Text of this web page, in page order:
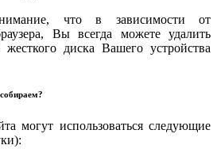
что в зависимости от
Вы всегда можете удалить
диска Вашего устройства
могут использоваться следующие